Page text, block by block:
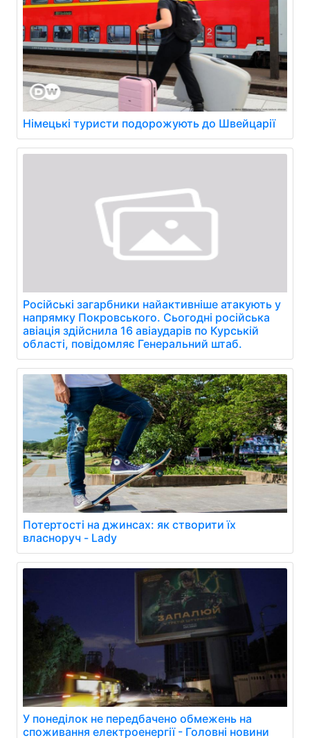
Німецькі туристи подорожують до Швейцарії
Російські загарбники найактивніше атакують у
напрямку Покровського. Сьогодні російська
авіація здійснила 16 авіаударів по Курській
області, повідомляє Генеральний штаб.
Потертості на джинсах: як створити їх
власноруч - Lady
У понеділок не передбачено обмежень на
споживання електроенергії - Головні новини